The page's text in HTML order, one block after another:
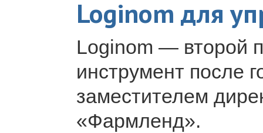
Loginom для
Loginom — второй
инструмент после
заместителем
«Фармленд».